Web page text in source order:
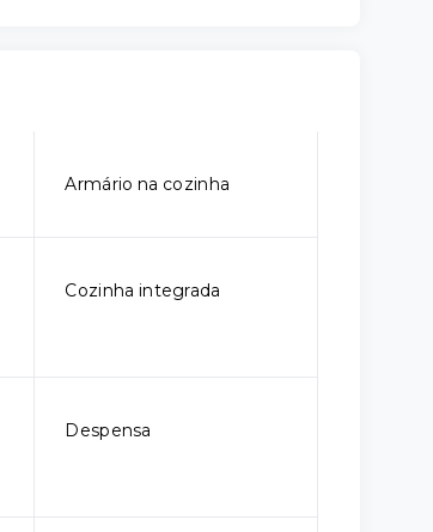
Armário na cozinha
Cozinha integrada
Despensa